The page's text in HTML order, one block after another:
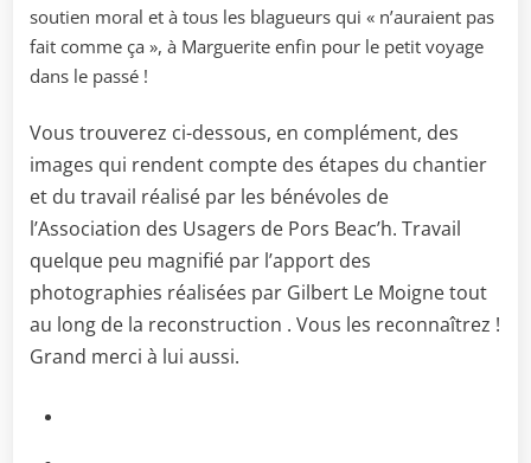
soutien moral et à tous les blagueurs qui « n’auraient pas
fait comme ça », à Marguerite enfin pour le petit voyage
dans le passé !
Vous trouverez ci-dessous, en complément, des
images qui rendent compte des étapes du chantier
et du travail réalisé par les bénévoles de
l’Association des Usagers de Pors Beac’h. Travail
quelque peu magnifié par l’apport des
photographies réalisées par Gilbert Le Moigne tout
au long de la reconstruction . Vous les reconnaîtrez !
Grand merci à lui aussi.